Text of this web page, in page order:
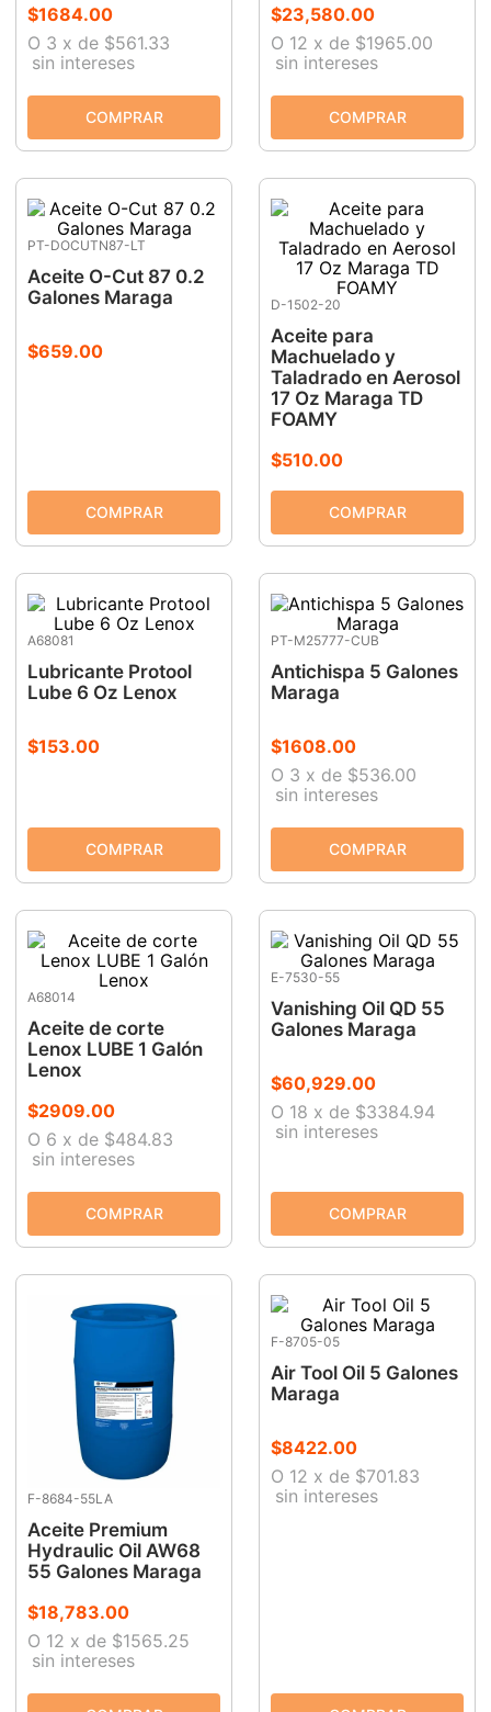
$1684.00
O 3 x de $561.33
sin intereses
$23,580.00
O 12 x de $1965.00
sin intereses
PT-DOCUTN87-LT
Aceite O-Cut 87 0.2
Galones Maraga
$659.00
D-1502-20
Aceite para
Machuelado y
Taladrado en Aerosol
17 Oz Maraga TD
FOAMY
$510.00
A68081
Lubricante Protool
Lube 6 Oz Lenox
$153.00
PT-M25777-CUB
Antichispa 5 Galones
Maraga
$1608.00
O 3 x de $536.00
sin intereses
A68014
Aceite de corte
Lenox LUBE 1 Galón
Lenox
$2909.00
O 6 x de $484.83
sin intereses
E-7530-55
Vanishing Oil QD 55
Galones Maraga
$60,929.00
O 18 x de $3384.94
sin intereses
F-8684-55LA
Aceite Premium
Hydraulic Oil AW68
55 Galones Maraga
$18,783.00
O 12 x de $1565.25
sin intereses
F-8705-05
Air Tool Oil 5 Galones
Maraga
$8422.00
O 12 x de $701.83
sin intereses